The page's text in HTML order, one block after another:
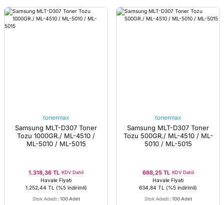
tonermax
Samsung MLT-D307 Toner
Tozu 1000GR./ ML-4510 /
ML-5010 / ML-5015
1.318,36 TL KDV Dahil
Havale Fiyatı
1.252,44 TL
(%5 indirimli)
Stok Adedi : 100 Adet
tonermax
Samsung MLT-D307 Toner
Tozu 500GR./ ML-4510 / ML-
5010 / ML-5015
668,25 TL KDV Dahil
Havale Fiyatı
634,84 TL (%5 indirimli)
Stok Adedi : 100 Adet